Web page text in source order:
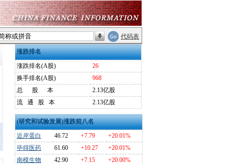
代码表
涨跌排名
涨跌排名(A股)
26
换手排名(A股)
968
总
股 本
2.13亿股
流
通 股 本 2.13亿股
(研究和试验发展)涨跌前八名
近岸蛋白
46.72 +7.79
+20.01%
毕得医药
61.60 +10.27
+20.01%
南模生物
42.90 +7.15
+20.00%